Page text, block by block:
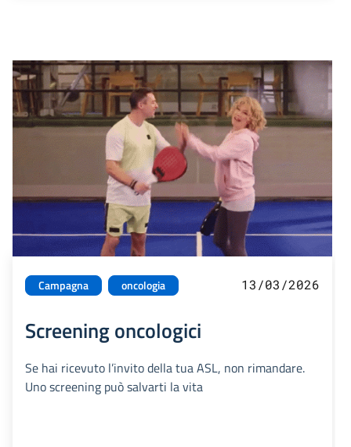
Campagna oncologia 13/03/2026
Screening oncologici
Se hai ricevuto l’invito della tua ASL, non rimandare.
Uno screening può salvarti la vita